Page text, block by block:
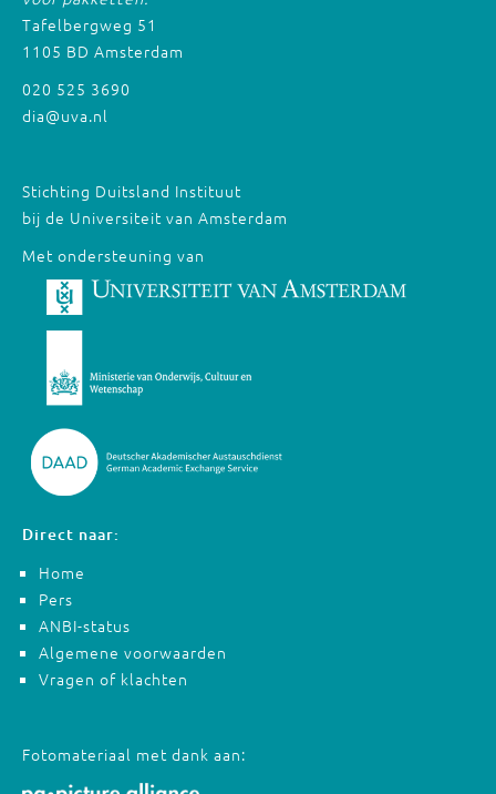
Tafelbergweg 51
1105 BD Amsterdam
020 525 3690
dia@uva.nl
Stichting Duitsland Instituut
bij de Universiteit van Amsterdam
Met ondersteuning van
Direct naar:
Home
Pers
ANBI-status
Algemene voorwaarden
Vragen of klachten
Fotomateriaal met dank aan: